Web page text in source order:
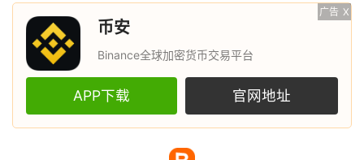
广告 X
币安
Binance全球加密货币交易平台
APP下载 官网地址